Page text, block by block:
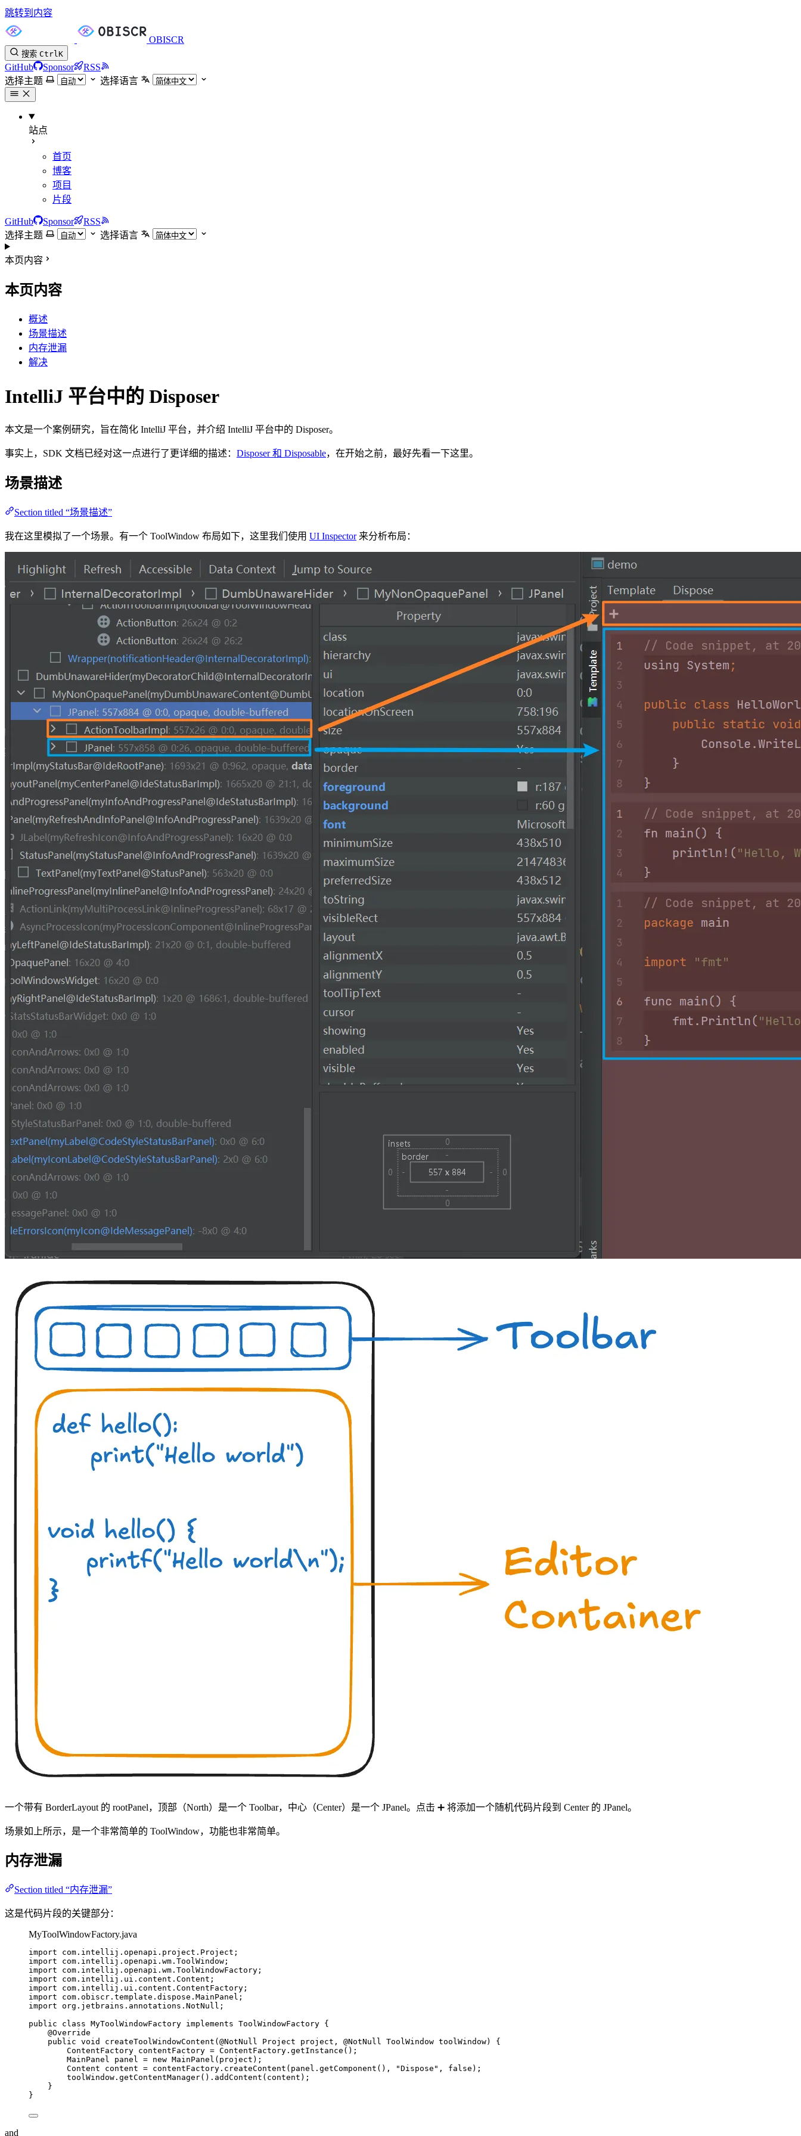
跳转到内容
OBISCR
搜索 CtrlK
GitHub Sponsor
RSS
选择主题
选择语言
站点
首页
博客
项目
片段
GitHub Sponsor
RSS
选择主题
选择语言
本页内容
本页内容
概述
场景描述
内存泄漏
解决
IntelliJ 平台中的 Disposer
本文是一个案例研究，旨在简化 IntelliJ 平台，并介绍 IntelliJ 平台中的 Disposer。
事实上，SDK 文档已经对这一点进行了更详细的描述： Disposer 和 Disposable，在开始之前，最好先看一下这里。
场景描述
Section titled “场景描述”
我在这里模拟了一个场景。有一个 ToolWindow 布局如下，这里我们使用 UI Inspector来分析布局：
一个带有 BorderLayout 的 rootPanel，顶部（North）是一个 Toolbar，中心（Center）是一个 JPanel。点击 ➕ 将添加一个随机代码片段到 Center 的 JPanel。
场景如上所示，是一个非常简单的 ToolWindow，功能也非常简单。
内存泄漏
Section titled “内存泄漏”
这是代码片段的关键部分：
MyToolWindowFactory.java
import com.intellij.openapi.project.Project ;
import
com.intellij.openapi.wm.ToolWindow ;
import
com.intellij.openapi.wm.ToolWindowFactory ;
import
com.intellij.ui.content.Content ;
import
com.intellij.ui.content.ContentFactory ;
import
com.obiscr.template.dispose.MainPanel ;
import org.jetbrains.annotations.NotNull ;
public
class MyToolWindowFactory implements ToolWindowFactory {
@Override
public void createToolWindowContent ( @NotNull Project project , @NotNull ToolWindow toolWindow)
{
ContentFactory contentFactory = ContentFactory . getInstance () ;
MainPanel
panel = new MainPanel ( project ) ;
Content
content = contentFactory . createContent ( panel . getComponent () , "Dispose " , false ) ;
toolWindow . getContentManager() . addContent ( content ) ;
}
}
and